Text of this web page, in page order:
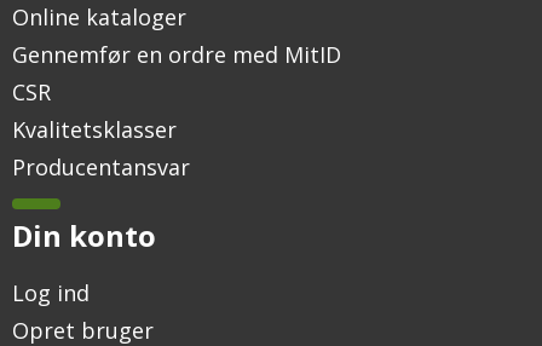
Online kataloger
Gennemfør en ordre med MitID
CSR
Kvalitetsklasser
Producentansvar
Din konto
Log ind
Opret bruger